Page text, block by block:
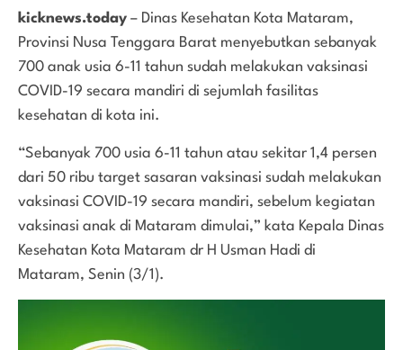
kicknews.today – Dinas Kesehatan Kota Mataram,
Provinsi Nusa Tenggara Barat menyebutkan sebanyak
700 anak usia 6-11 tahun sudah melakukan vaksinasi
COVID-19 secara mandiri di sejumlah fasilitas
kesehatan di kota ini.
“Sebanyak 700 usia 6-11 tahun atau sekitar 1,4 persen
dari 50 ribu target sasaran vaksinasi sudah melakukan
vaksinasi COVID-19 secara mandiri, sebelum kegiatan
vaksinasi anak di Mataram dimulai,” kata Kepala Dinas
Kesehatan Kota Mataram dr H Usman Hadi di
Mataram, Senin (3/1).